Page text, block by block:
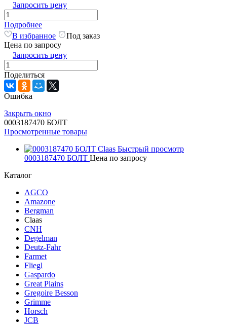
Запросить цену
Подробнее
В избранное
Под заказ
Цена по запросу
Запросить цену
Поделиться
Ошибка
Закрыть окно
0003187470 БОЛТ
Просмотренные товары
Быстрый просмотр
0003187470 БОЛТ Цена по запросу
Каталог
AGCO
Amazone
Bergman
Claas
CNH
Degelman
Deutz-Fahr
Farmet
Fliegl
Gaspardo
Great Plains
Gregoire Besson
Grimme
Horsch
JCB